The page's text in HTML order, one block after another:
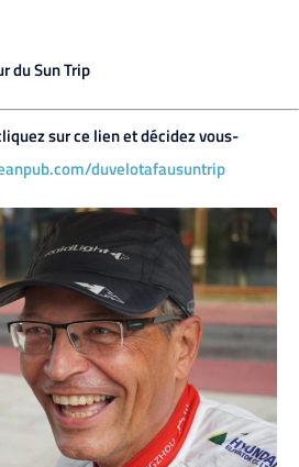
du Sun Trip
sur ce lien et décidez vous-
duvelotafausuntrip